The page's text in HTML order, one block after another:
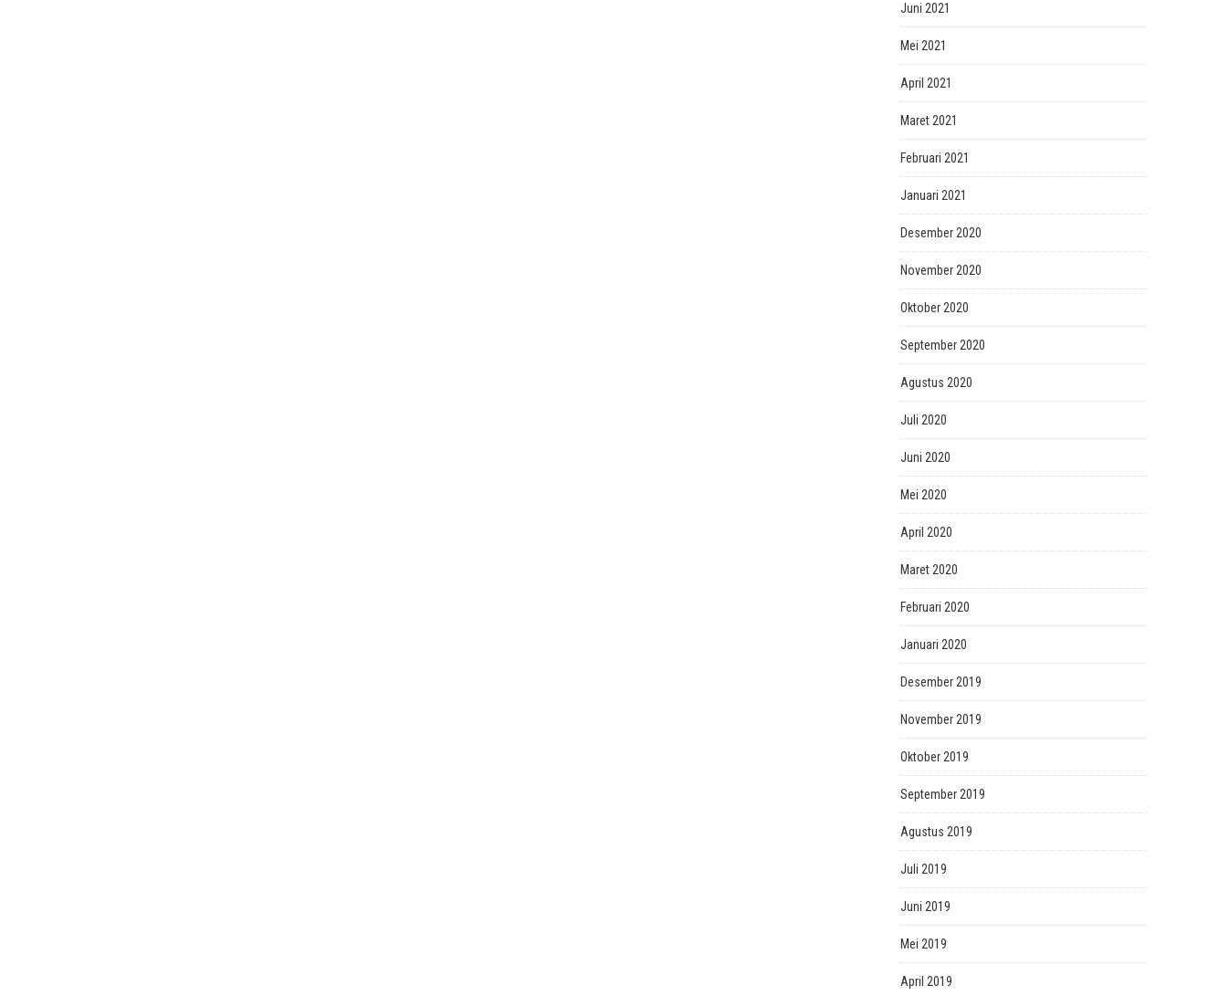
Juni 2021
Mei 2021
April 2021
Maret 2021
Februari 2021
Januari 2021
Desember 2020
November 2020
Oktober 2020
September 2020
Agustus 2020
Juli 2020
Juni 2020
Mei 2020
April 2020
Maret 2020
Februari 2020
Januari 2020
Desember 2019
November 2019
Oktober 2019
September 2019
Agustus 2019
Juli 2019
Juni 2019
Mei 2019
April 2019